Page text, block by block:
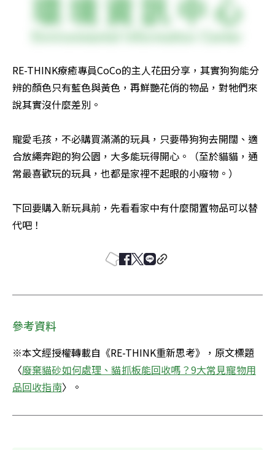
RE-THINK療癒專員CoCo的主人花田分享，其實狗狗能分
辨的顏色只有藍色與黃色，再鮮艷花俏的物品，對牠們來
說其實沒什麼差別。
寵愛毛孩，不必購買滿滿的玩具，只要帶狗狗去開闊、適
合放繩奔跑的狗公園，大多能玩得開心。（至於貓貓，通
常最喜歡玩的玩具，也都是家裡不起眼的小廢物。）
下回要購入新玩具前，先看看家中有什麼閒置物品可以替
代吧！
參考資料
※本文經授權轉載自《RE-THINK重新思考》，原文標題
〈廢棄貓砂如何處理、貓抓板能回收嗎？9大常見寵物用
品回收指南〉。